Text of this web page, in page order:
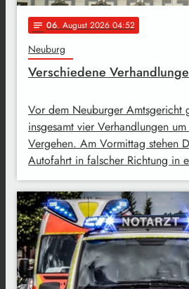
notes 06. August 2026 04:52
Neuburg
Verschiedene
Vor dem Neuburger Amtsgericht
insgesamt vier Verhandlungen
Vergehen. Am Vormittag stehen
Autofahrt in falscher Richtung in